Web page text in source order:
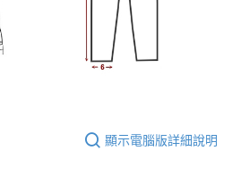
顯示電腦版詳細說明